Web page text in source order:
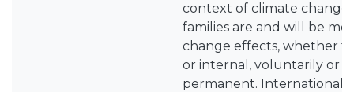
context of climate
families are and will be
change effects, whether
or internal, voluntarily or
permanent. International